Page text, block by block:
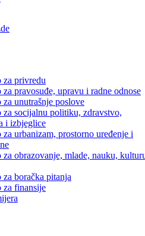
za privredu
pravosuđe, upravu i radne odnose
unutrašnje poslove
socijalnu politiku, zdravstvo,
i izbjeglice
urbanizam, prostorno uređenje i
za obrazovanje, mlade, nauku,
boračka pitanja
finansije